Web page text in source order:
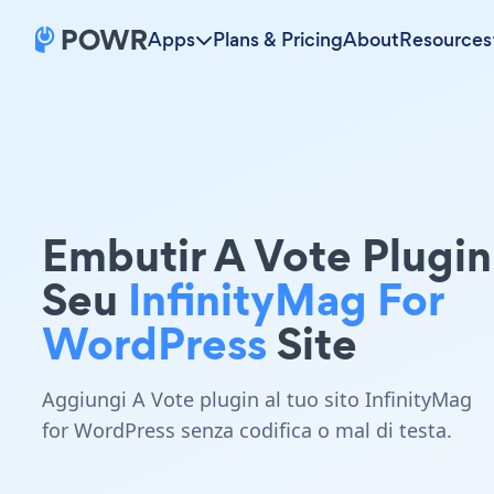
Apps Plans & PricingAboutResources
Embutir A Vote
Seu InfinityMag For
WordPressSite
Aggiungi A Vote plugin al tuo sito InfinityMag
for WordPress senza codifica o mal di testa.